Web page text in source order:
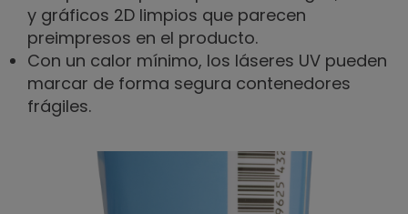
y gráficos 2D limpios que parecen
preimpresos en el producto.
Con un calor mínimo, los láseres UV pueden
marcar de forma segura contenedores
frágiles.